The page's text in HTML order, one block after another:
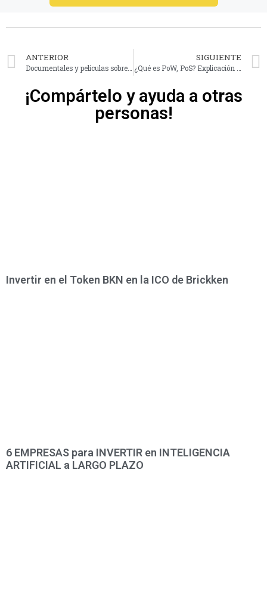
ANTERIOR
Documentales y películas sobre Bitcoin y las criptomonedas (1ª parte)
SIGUIENTE
¿Qué es PoW, PoS? Explicación para principiantes en Criptomonedas
¡Compártelo y ayuda a otras
personas!
Invertir en el Token BKN en la ICO de Brickken
6 EMPRESAS para INVERTIR en INTELIGENCIA
ARTIFICIAL a LARGO PLAZO